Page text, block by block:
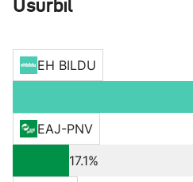
Usurbil
EH BILDU
EAJ-PNV
17.1%